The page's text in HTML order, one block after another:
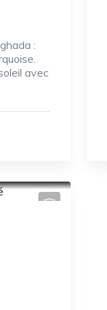
:
avec